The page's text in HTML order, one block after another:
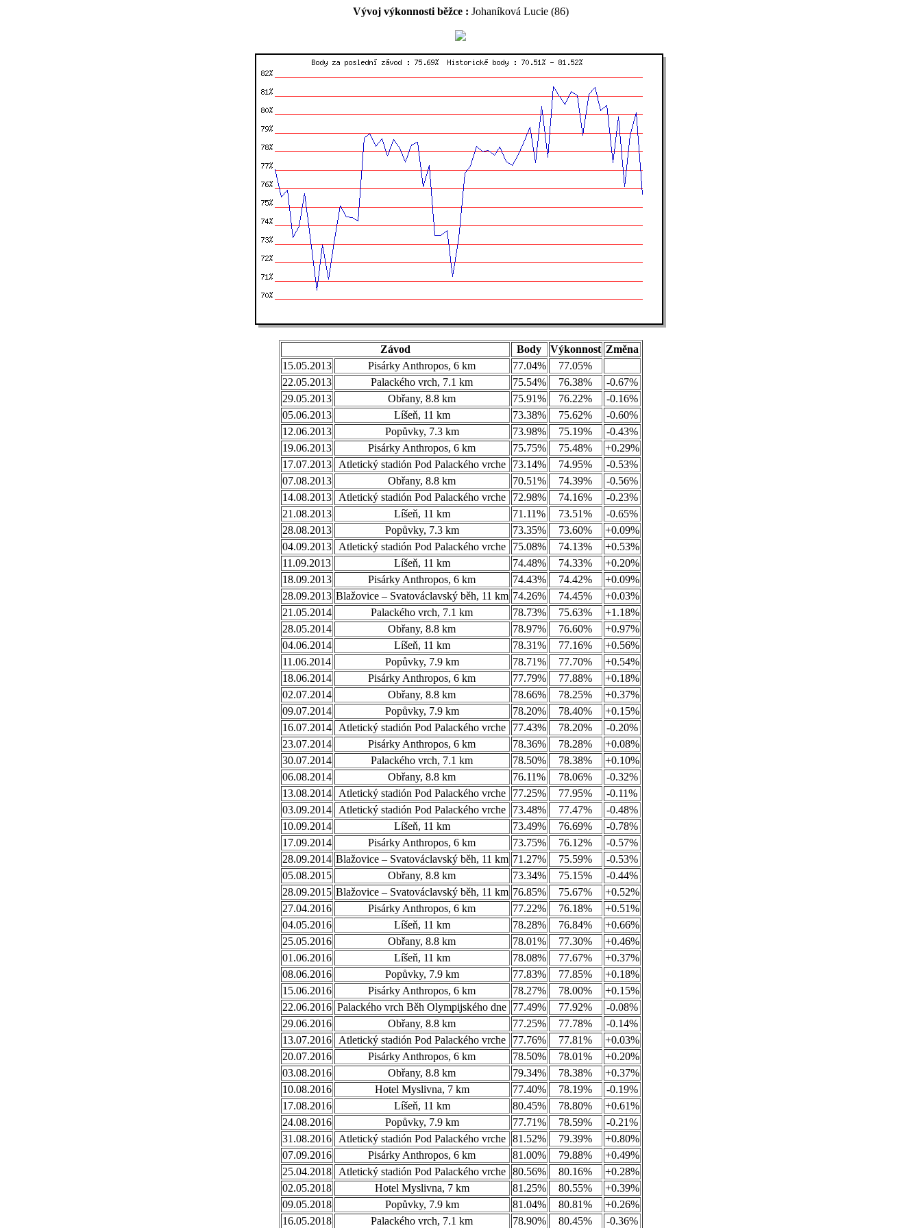
Vývoj výkonnosti běžce : Johaníková Lucie (86)
Závod Body Výkonnost Změna
15.05.2013
Pisárky Anthropos, 6 km 77.04%
77.05%
22.05.2013
Palackého vrch, 7.1 km 75.54% 76.38%
-0.67%
29.05.2013
Obřany, 8.8 km 75.91% 76.22%
-0.16%
05.06.2013
Líšeň, 11 km 73.38% 75.62%
-0.60%
12.06.2013
Popůvky, 7.3 km 73.98% 75.19%
-0.43%
19.06.2013
Pisárky Anthropos, 6 km 75.75% 75.48%
+0.29%
17.07.2013
Atletický stadión Pod Palackého vrche 73.14% 74.95%
-0.53%
07.08.2013
Obřany, 8.8 km 70.51% 74.39%
-0.56%
14.08.2013
Atletický stadión Pod Palackého vrche 72.98% 74.16%
-0.23%
21.08.2013
Líšeň, 11 km 71.11% 73.51%
-0.65%
28.08.2013
Popůvky, 7.3 km 73.35% 73.60%
+0.09%
04.09.2013
Atletický stadión Pod Palackého vrche 75.08% 74.13%
+0.53%
11.09.2013
Líšeň, 11 km 74.48% 74.33%
+0.20%
18.09.2013
Pisárky Anthropos, 6 km 74.43% 74.42%
+0.09%
28.09.2013 Blažovice – Svatováclavský běh, 11 km 74.26% 74.45%
+0.03%
21.05.2014
Palackého vrch, 7.1 km 78.73% 75.63%
+1.18%
28.05.2014
Obřany, 8.8 km 78.97% 76.60%
+0.97%
04.06.2014
Líšeň, 11 km 78.31% 77.16%
+0.56%
11.06.2014
Popůvky, 7.9 km 78.71% 77.70%
+0.54%
18.06.2014
Pisárky Anthropos, 6 km 77.79% 77.88%
+0.18%
02.07.2014
Obřany, 8.8 km 78.66% 78.25%
+0.37%
09.07.2014
Popůvky, 7.9 km 78.20% 78.40%
+0.15%
16.07.2014
Atletický stadión Pod Palackého vrche 77.43% 78.20%
-0.20%
23.07.2014
Pisárky Anthropos, 6 km 78.36% 78.28%
+0.08%
30.07.2014
Palackého vrch, 7.1 km 78.50% 78.38%
+0.10%
06.08.2014
Obřany, 8.8 km 76.11% 78.06%
-0.32%
13.08.2014
Atletický stadión Pod Palackého vrche 77.25% 77.95%
-0.11%
03.09.2014
Atletický stadión Pod Palackého vrche 73.48% 77.47%
-0.48%
10.09.2014
Líšeň, 11 km 73.49% 76.69%
-0.78%
17.09.2014
Pisárky Anthropos, 6 km 73.75% 76.12%
-0.57%
28.09.2014 Blažovice – Svatováclavský běh, 11 km 71.27% 75.59%
-0.53%
05.08.2015
Obřany, 8.8 km 73.34% 75.15%
-0.44%
28.09.2015 Blažovice – Svatováclavský běh, 11 km 76.85% 75.67%
+0.52%
27.04.2016
Pisárky Anthropos, 6 km 77.22% 76.18%
+0.51%
04.05.2016
Líšeň, 11 km 78.28% 76.84%
+0.66%
25.05.2016
Obřany, 8.8 km 78.01% 77.30%
+0.46%
01.06.2016
Líšeň, 11 km 78.08% 77.67%
+0.37%
08.06.2016
Popůvky, 7.9 km 77.83% 77.85%
+0.18%
15.06.2016
Pisárky Anthropos, 6 km 78.27% 78.00%
+0.15%
22.06.2016 Palackého vrch Běh Olympijského dne 77.49% 77.92%
-0.08%
29.06.2016
Obřany, 8.8 km 77.25% 77.78%
-0.14%
13.07.2016
Atletický stadión Pod Palackého vrche 77.76% 77.81%
+0.03%
20.07.2016
Pisárky Anthropos, 6 km 78.50% 78.01%
+0.20%
03.08.2016
Obřany, 8.8 km 79.34% 78.38%
+0.37%
10.08.2016
Hotel Myslivna, 7 km 77.40% 78.19%
-0.19%
17.08.2016
Líšeň, 11 km 80.45% 78.80%
+0.61%
24.08.2016
Popůvky, 7.9 km 77.71% 78.59%
-0.21%
31.08.2016
Atletický stadión Pod Palackého vrche 81.52% 79.39%
+0.80%
07.09.2016
Pisárky Anthropos, 6 km 81.00% 79.88%
+0.49%
25.04.2018
Atletický stadión Pod Palackého vrche 80.56% 80.16%
+0.28%
02.05.2018
Hotel Myslivna, 7 km 81.25% 80.55%
+0.39%
09.05.2018
Popůvky, 7.9 km 81.04% 80.81%
+0.26%
16.05.2018
Palackého vrch, 7.1 km 78.90% 80.45% -0.36%